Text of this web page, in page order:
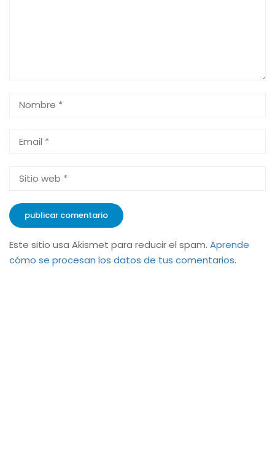
Este sitio usa Akismet para reducir el spam. Aprende
cómo se procesan los datos de tus comentarios.